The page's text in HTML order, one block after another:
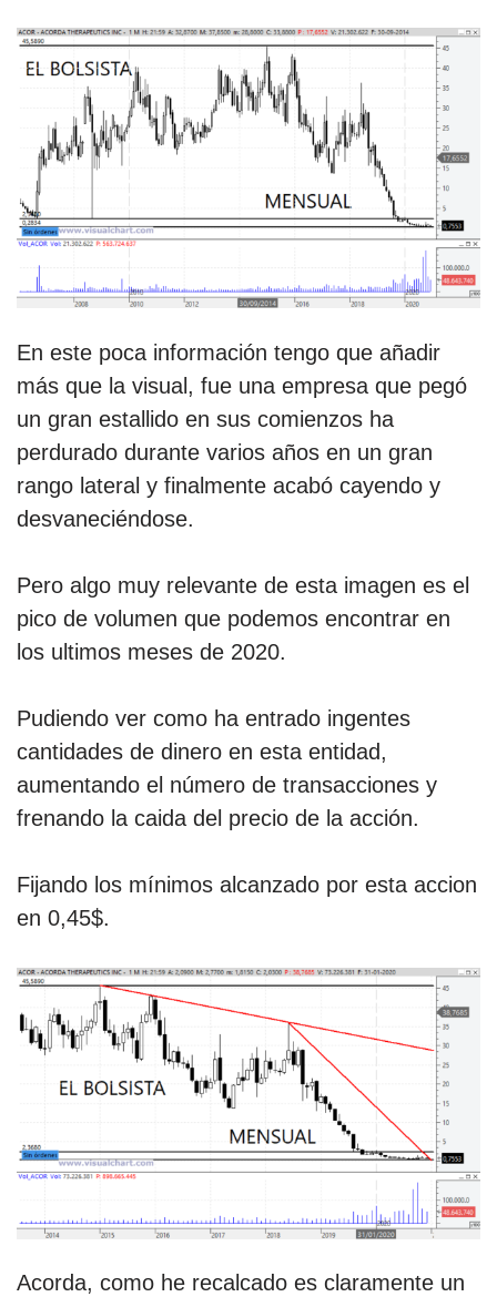
En este poca información tengo que añadir
más que la visual, fue una empresa que pegó
un gran estallido en sus comienzos ha
perdurado durante varios años en un gran
rango lateral y finalmente acabó cayendo y
desvaneciéndose.
Pero algo muy relevante de esta imagen es el
pico de volumen que podemos encontrar en
los ultimos meses de 2020.
Pudiendo ver como ha entrado ingentes
cantidades de dinero en esta entidad,
aumentando el número de transacciones y
frenando la caida del precio de la acción.
Fijando los mínimos alcanzado por esta accion
en 0,45$.
Acorda, como he recalcado es claramente un